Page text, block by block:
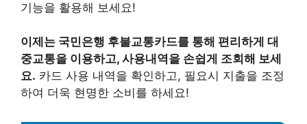
기능을 활용해 보세요!
이제는 국민은행 후불교통카드를 통해 편리하게 대
중교통을 이용하고, 사용내역을 손쉽게 조회해 보세
요. 카드 사용 내역을 확인하고, 필요시 지출을 조정
하여 더욱 현명한 소비를 하세요!